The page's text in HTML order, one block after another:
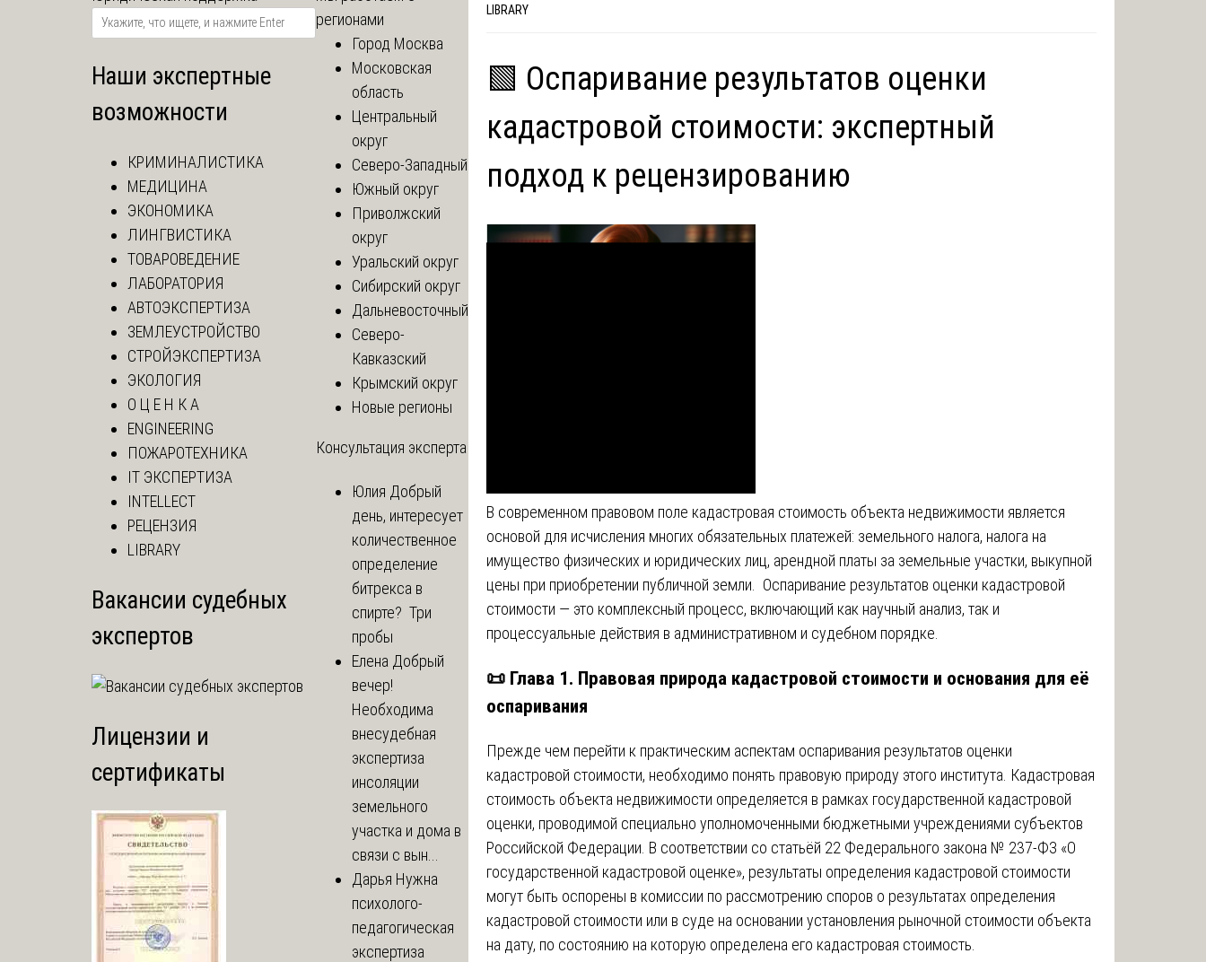
LIBRARY
🟩 Оспаривание результатов оценки
кадастровой стоимости: экспертный
подход к рецензированию
В современном правовом поле кадастровая стоимость объекта недвижимости является
основой для исчисления многих обязательных платежей: земельного налога, налога на
имущество физических и юридических лиц, арендной платы за земельные участки, выкупной
цены при приобретении публичной земли. Оспаривание результатов оценки кадастровой
стоимости — это комплексный процесс, включающий как научный анализ, так и
процессуальные действия в административном и судебном порядке.
📜 Глава 1. Правовая природа кадастровой стоимости и основания для её
оспаривания
Прежде чем перейти к практическим аспектам оспаривания результатов оценки
кадастровой стоимости, необходимо понять правовую природу этого института. Кадастровая
стоимость объекта недвижимости определяется в рамках государственной кадастровой
оценки, проводимой специально уполномоченными бюджетными учреждениями субъектов
Российской Федерации. В соответствии со статьёй 22 Федерального закона № 237-ФЗ «О
государственной кадастровой оценке», результаты определения кадастровой стоимости
могут быть оспорены в комиссии по рассмотрению споров о результатах определения
кадастровой стоимости или в суде на основании установления рыночной стоимости объекта
на дату, по состоянию на которую определена его кадастровая стоимость.
Наши экспертные
возможности
КРИМИНАЛИСТИКА
МЕДИЦИНА
ЭКОНОМИКА
ЛИНГВИСТИКА
ТОВАРОВЕДЕНИЕ
ЛАБОРАТОРИЯ
АВТОЭКСПЕРТИЗА
ЗЕМЛЕУСТРОЙСТВО
СТРОЙЭКСПЕРТИЗА
ЭКОЛОГИЯ
О Ц Е Н К А
ENGINEERING
ПОЖАРОТЕХНИКА
IT ЭКСПЕРТИЗА
INTELLECT
РЕЦЕНЗИЯ
LIBRARY
Вакансии судебных
экспертов
Лицензии и
сертификаты
регионами
Город Москва
Московская
область
Центральный
округ
Северо-Западный
Южный округ
Приволжский
округ
Уральский округ
Сибирский округ
Дальневосточный
Северо-
Кавказский
Крымский округ
Новые регионы
Консультация эксперта
Юлия Добрый
день, интересует
количественное
определение
битрекса в
спирте? Три
пробы
Елена Добрый
вечер!
Необходима
внесудебная
экспертиза
инсоляции
земельного
участка и дома в
связи с вын...
Дарья Нужна
психолого-
педагогическая
экспертиза